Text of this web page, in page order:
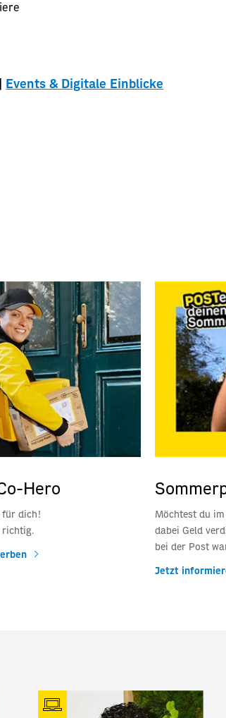
Events & Digitale Einblicke
Hero
für dich!
Möchtest du
dabei Geld
bei der Post
Jetzt